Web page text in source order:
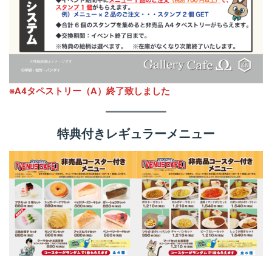
※A4タペストリー（A）終了致しました
特典付きレギュラーメニュー